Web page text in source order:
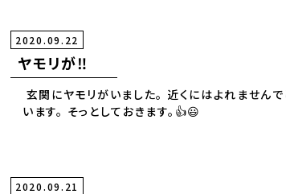
2020.09.22
ヤモリが‼️
玄関にヤモリがいました。 近くにはよれません
います。 そっとしておきます。👍😃
2020.09.21